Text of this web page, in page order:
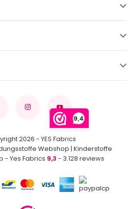
9,4
2026 - YES Fabrics
Webshop | Kinderstoffe
- Yes Fabrics 9,3 - 3.128 reviews